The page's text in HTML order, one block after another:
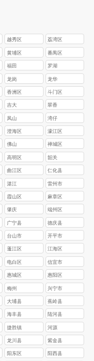
越秀区 荔湾区
黄埔区 番禺区
福田 罗湖
龙岗 龙华
香洲区 斗门区
吉大 翠香
凤山 湾仔
澄海区 濠江区
佛山 禅城区
高明区 韶关
‌曲江区 ‌仁化县
湛江 雷州市‌
‌霞山区‌ ‌麻章区‌
肇庆 ‌端州区
广宁县 德庆县
台山市 开平市
蓬江区 江海区
电白区 信宜市
惠城区 惠阳区
梅州 兴宁市
大埔县 蕉岭县
海丰县 陆河县
捷胜镇 河源
龙川县 紫金县
阳东区 阳西县